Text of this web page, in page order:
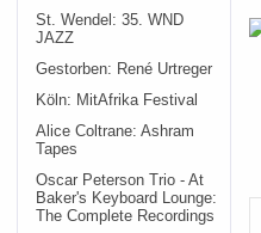
St. Wendel: 35. WND
JAZZ
Gestorben: René Urtreger
Köln: MitAfrika Festival
Alice Coltrane: Ashram
Tapes
Oscar Peterson Trio - At
Baker's Keyboard Lounge:
The Complete Recordings